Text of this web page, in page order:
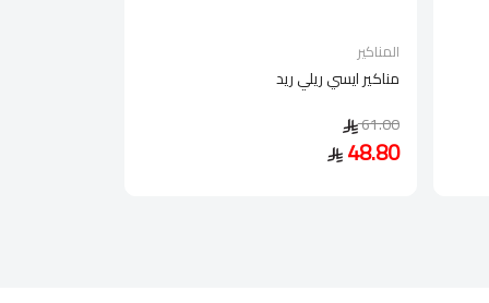
المناكير
مناكير ايسي ريلي ريد
61.00
48.80